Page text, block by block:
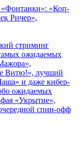
«Фонтанки»: «Коп-
Ричер»,
стриминг
ожидаемых
Витю!», лучший
и даже кибер-
ожидаемых
«Укрытие»,
спин-офф